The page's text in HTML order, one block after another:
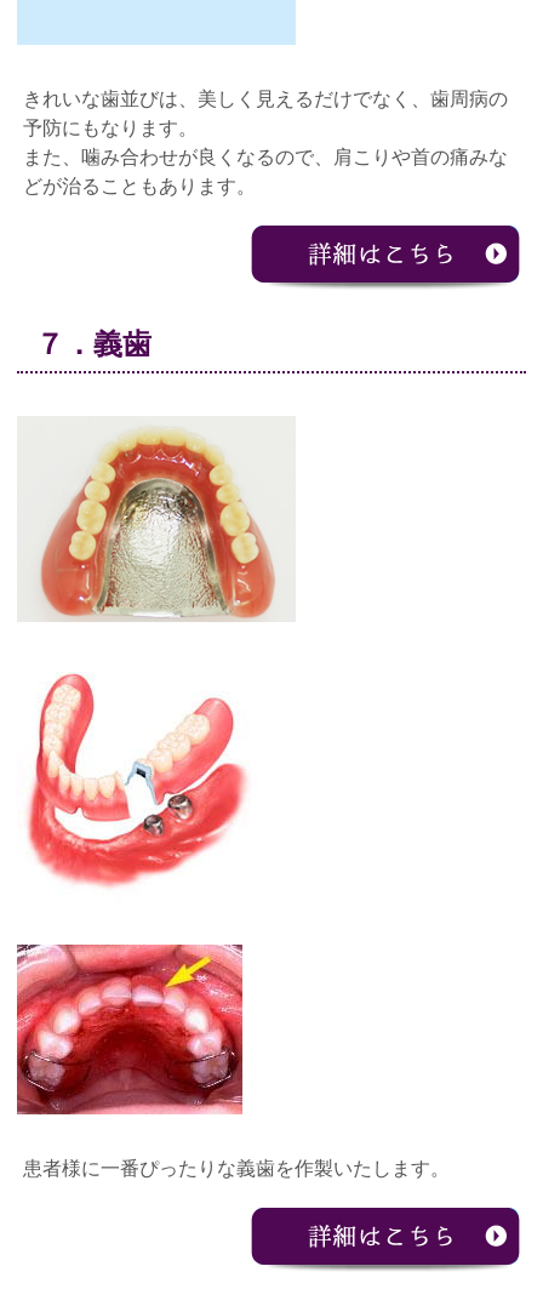
きれいな歯並びは、美しく見えるだけでなく、歯周病の
予防にもなります。
また、噛み合わせが良くなるので、肩こりや首の痛みな
どが治ることもあります。
７．義歯
患者様に一番ぴったりな義歯を作製いたします。